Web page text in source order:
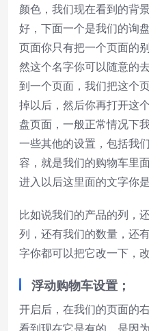
颜色，我们现在看到的背
好，下面一个是我们的询
页面你只有把一个页面的
然这个名字你可以随意的
到一个页面，我们把这个
掉以后，然后你再打开这
盘页面，一般正常情况下
一些其他的设置，包括我
容，就是我们的购物车里
进入以后这里面的文字你
比如说我们的产品的列，
列，还有我们的数量，还
字你都可以把它改一下，
浮动购物车设置；
开启后，在我们的页面的